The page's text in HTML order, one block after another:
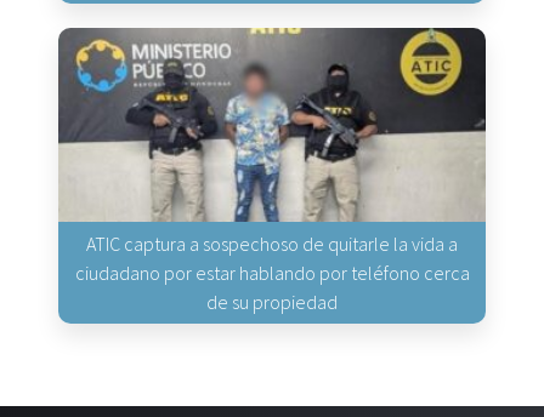
ATIC captura a sospechoso de quitarle la vida a
ciudadano por estar hablando por teléfono cerca
de su propiedad